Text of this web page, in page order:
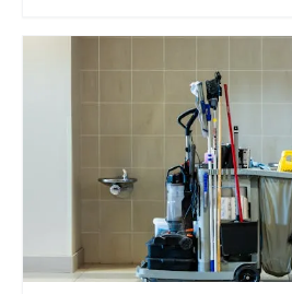
kluczowym elementem, który może
usług profesjonalnego zarządcy
odpowiedniego poziomu obsługi, co
satysfakcję właściciela oraz